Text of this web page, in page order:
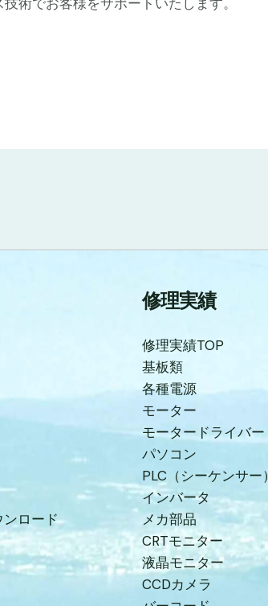
ロード
修理実績
修理実績TOP
基板類
各種電源
モーター
モータードライバー
パソコン
PLC（シーケンサー）
インバータ
メカ部品
CRTモニター
液晶モニター
CCDカメラ